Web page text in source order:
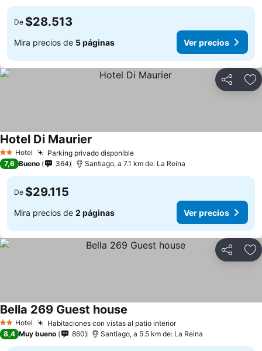
De $28.513
Mira precios de 5 páginas Ver precios
Compartir
2 Estrellas
Hotel Parking privado disponible
Hotel Di Maurier
7,6 Bueno 364 Santiago, a 7.1 km de: La Reina
De $29.115
Mira precios de 2 páginas Ver precios
Compartir
2 Estrellas
Hotel Habitaciones con vistas al patio interior
Bella 269 Guest house
8,4 Muy bueno 860 Santiago, a 5.5 km de: La Reina